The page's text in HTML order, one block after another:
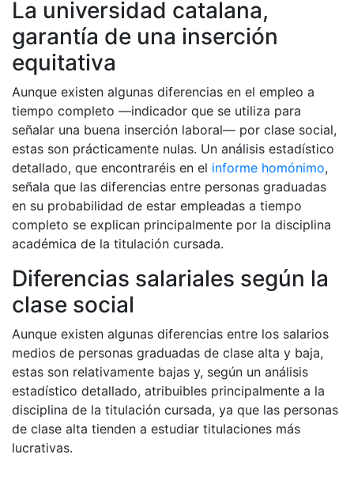
La universidad catalana,
garantía de una inserción
equitativa
Aunque existen algunas diferencias en el empleo a
tiempo completo —indicador que se utiliza para
señalar una buena inserción laboral— por clase social,
estas son prácticamente nulas. Un análisis estadístico
detallado, que encontraréis en el informe homónimo,
señala que las diferencias entre personas graduadas
en su probabilidad de estar empleadas a tiempo
completo se explican principalmente por la disciplina
académica de la titulación cursada.
Diferencias salariales según la
clase social
Aunque existen algunas diferencias entre los salarios
medios de personas graduadas de clase alta y baja,
estas son relativamente bajas y, según un análisis
estadístico detallado, atribuibles principalmente a la
disciplina de la titulación cursada, ya que las personas
de clase alta tienden a estudiar titulaciones más
lucrativas.